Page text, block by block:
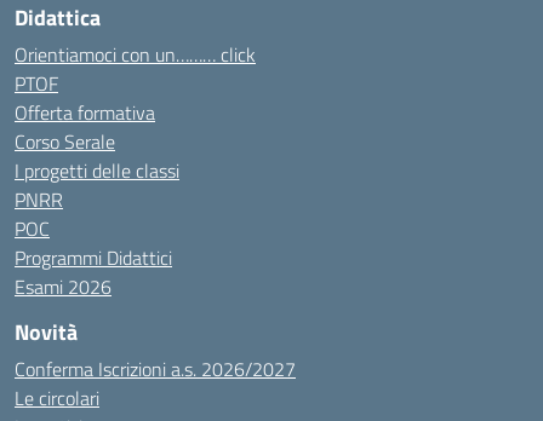
Didattica
Orientiamoci con un……… click
PTOF
Offerta formativa
Corso Serale
I progetti delle classi
PNRR
POC
Programmi Didattici
Esami 2026
Novità
Conferma Iscrizioni a.s. 2026/2027
Le circolari